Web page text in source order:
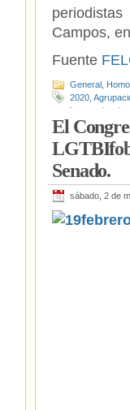
Campos,
Fuente
General
2020
Internacional
Lourdes
Rosa Bonet
El
Senado.
sábado, 2 de